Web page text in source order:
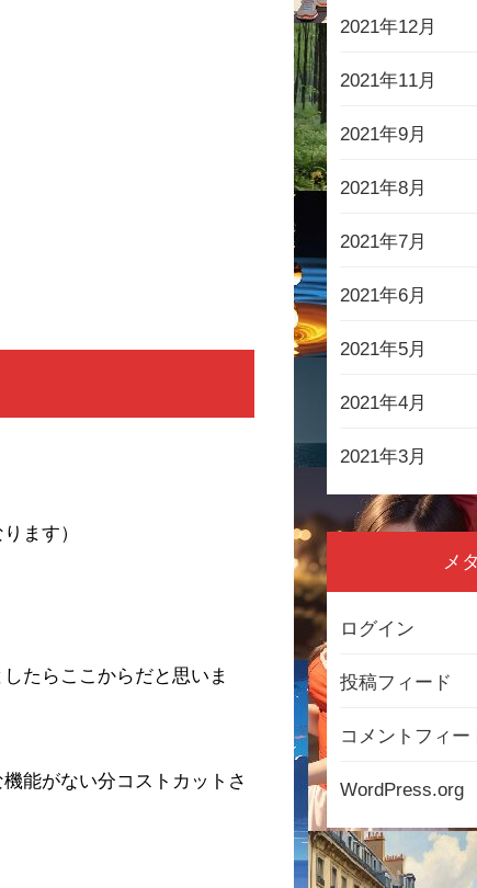
ます）
たらここからだと思いま
能がない分コストカットさ
2021年12月
2021年11月
2021年9月
2021年8月
2021年7月
2021年6月
2021年5月
2021年4月
2021年3月
メ
ログイン
投稿フィード
コメントフィー
WordPress.org